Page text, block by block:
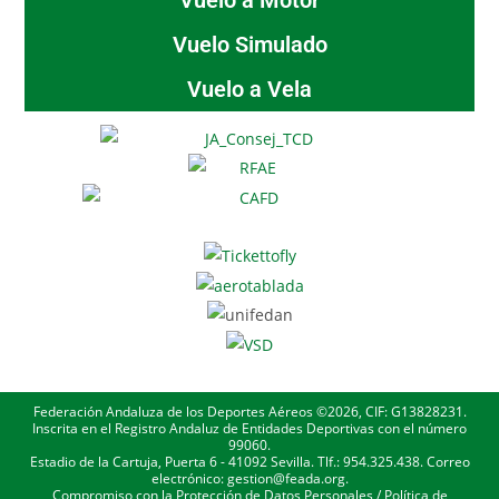
Vuelo Simulado
Vuelo a Vela
Federación Andaluza de los Deportes Aéreos ©2026, CIF: G13828231.
Inscrita en el Registro Andaluz de Entidades Deportivas con el número
99060.
Estadio de la Cartuja, Puerta 6 - 41092 Sevilla. Tlf.: 954.325.438. Correo
electrónico: gestion@feada.org.
Compromiso con la Protección de Datos Personales/Política de